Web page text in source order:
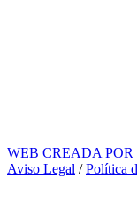
WEB CREADA
Aviso Legal /Política